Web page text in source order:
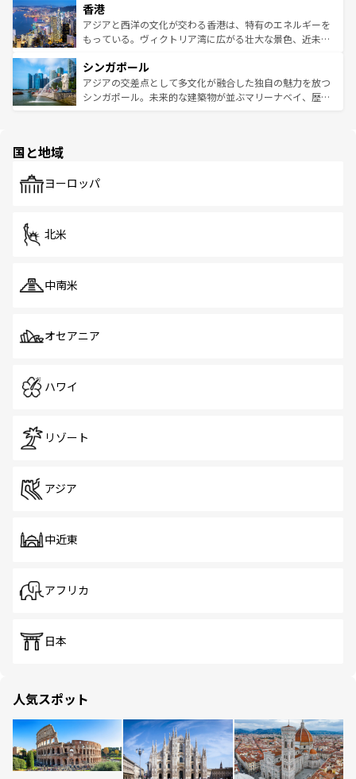
とつ。フォーやバインミー、ベトナムコーヒーなどは、ぜ
ひ現地で味わいたい。どの地域を訪れてもあたたかい人々
が旅行者を迎えてくれるので、きっと忘れられない旅にな
参照してほしい。
の活気が交差している。北部ではチェンマイなどの山岳地
帯で自然と触れ合い、南部ではプーケットやクラビの美し
いビーチでリゾート気分を楽しむことができる。タイ料理
激する。気候は一年中温暖で、どの季節にも異なる楽しみ
が待っている。親しみやすいタイの人々、仏教を中心とし
た文化、そして多様な観光資源が、訪れる旅人を魅了し続
香港
アジアと西洋の文化が交わる香港は、特有のエネルギーを
もっている。ヴィクトリア湾に広がる壮大な景色、近未来
み、どこを訪れても感動するはず。観光スポットが密集し
ており、効率よく見どころを回れるのも魅力。息をのむよ
うな絶景から文化的な体験まで、香港を存分に楽しみ尽く
シンガポール
アジアの交差点として多文化が融合した独自の魅力を放つ
シンガポール。未来的な建築物が並ぶマリーナベイ、歴史
で、ホーカーズは地元の風情を楽しめる外せないスポット
国と地域
ヨーロッパ
北米
中南米
オセアニア
ハワイ
リゾート
アジア
中近東
アフリカ
日本
人気スポット